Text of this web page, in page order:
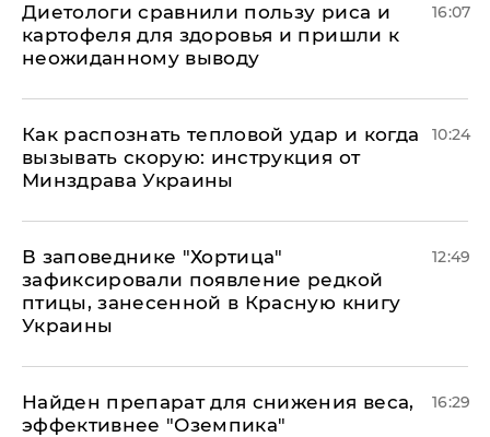
Диетологи сравнили пользу риса и
картофеля для здоровья и пришли к
неожиданному выводу
16:07
Как распознать тепловой удар и когда
вызывать скорую: инструкция от
Минздрава Украины
10:24
В заповеднике "Хортица"
зафиксировали появление редкой
птицы, занесенной в Красную книгу
Украины
12:49
Найден препарат для снижения веса,
эффективнее "Оземпика"
16:29